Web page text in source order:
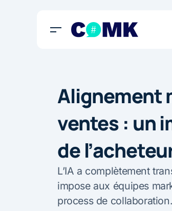
Alignement
ventes : un
de
L’IA a complètement
impose aux équipes
process de